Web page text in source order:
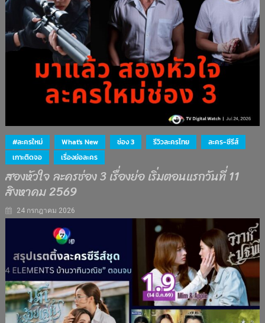
#ละครใหม่ What's New ช่อง 3 รีวิวละครไทย
ละคร-ซีรีส์
เกาะติดจอ
เรื่องย่อละคร
สองหัวใจ ละครช่อง 3 เรื่องย่อ เริ่มตอนแรกวันที่ 11
สิงหาคม 2569
24 กรกฎาคม 2026